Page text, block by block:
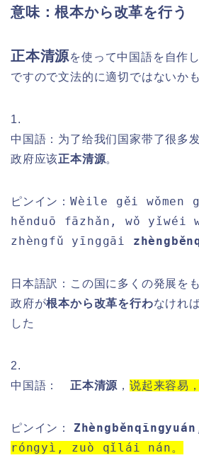
意味：根本から改革を行う
正本清源を使って中国語を自作
ですので文法的に適切ではないか
1.
中国語：为了给我们国家带了很多
政府应该正本清源。
ピンイン： Wèile gěi
hěnduō fāzhǎn, wǒ yǐwéi
zhèngfǔ yīnggāi
日本語訳：この国に多くの発展を
政府が根本から改革を行わなけれ
した
2.
中国語： 正本清源 ，说起来容易
ピンイン： Zhèngběnqīngyuán
róngyì, zuò qǐlái nán。